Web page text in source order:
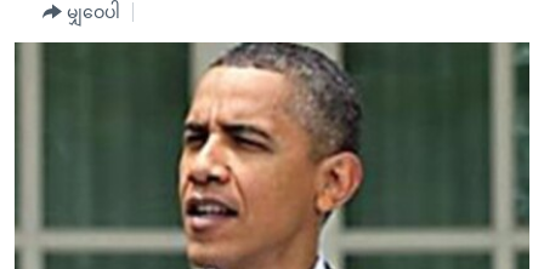
အကြောင်းအရာ
အ
အစ္စရေး-ပါလက်စတိုင်း
ရပ်ဝန်းတခု လမ်းတခု အလွန်
အင်္ဂလိပ်စာလေ့လာမယ်
အမေရိကန်သုံးအီဒီယံ
မကြေးမုံရဲ့ အင်္ဂလိပ်စာ
ရုပ်ရှင်ထဲက အင်္ဂလိပ်စာ
သုတပဒေသာ အင်္ဂလိပ်စာ
ရေဒီယိုနှင့်ရုပ်သံ အချက်အလက်များ
ရေဒီယို/တီဗွီအစီအစဉ်
မျှဝေပါ